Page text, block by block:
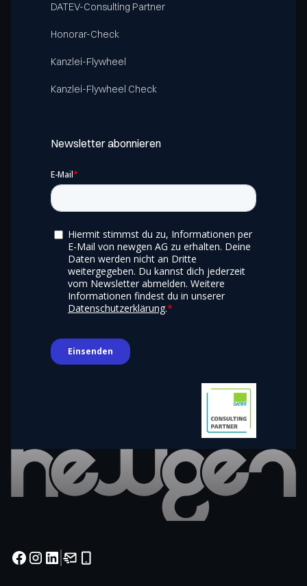
DATEV-Consulting Partner
Honorar-Check
Kanzlei-Flywheel
Kanzlei-Flywheel Check
Newsletter abonnieren